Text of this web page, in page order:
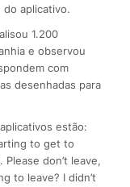
aplicativo.
1.200
e observou
com
desenhadas para
estão:
to get to
don’t leave,
to leave? I didn’t